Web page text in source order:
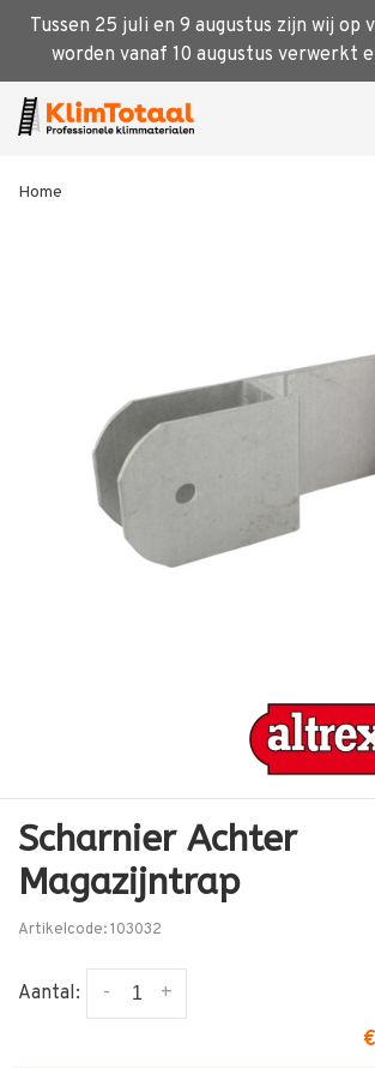
Tussen 25 juli en 9 augustus zijn wij op
worden vanaf 10 augustus verwerkt
Home
Scharnier Achter
Magazijntrap
Artikelcode:103032
Aantal: +
-